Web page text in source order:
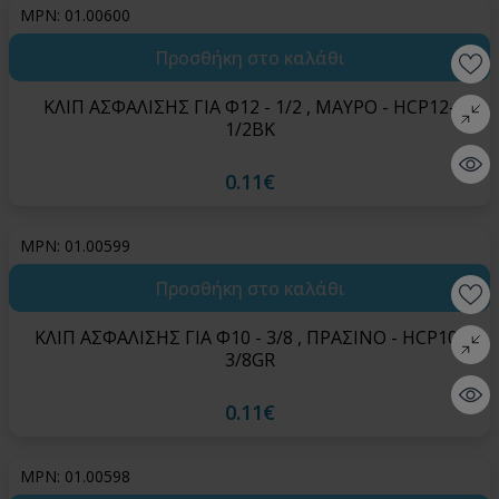
MPN: 01.00600
Quick
Προσθήκη στο καλάθι
ΚΛΙΠ ΑΣΦΑΛΙΣΗΣ ΓΙΑ Φ12 - 1/2 , ΜΑΥΡΟ - HCP12-
1/2BK
0.11€
MPN: 01.00599
Quick
Προσθήκη στο καλάθι
ΚΛΙΠ ΑΣΦΑΛΙΣΗΣ ΓΙΑ Φ10 - 3/8 , ΠΡΑΣΙΝΟ - HCP10-
3/8GR
0.11€
MPN: 01.00598